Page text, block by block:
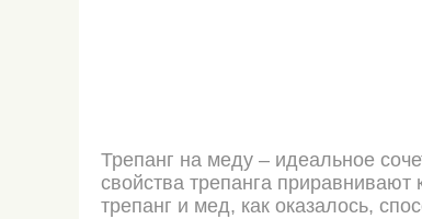
Трепанг на меду – идеальное
свойства трепанга
трепанг и мед, как оказалось,